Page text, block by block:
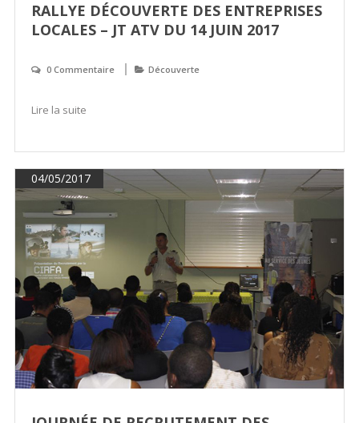
RALLYE DÉCOUVERTE DES ENTREPRISES
LOCALES – JT ATV DU 14 JUIN 2017
0 Commentaire Découverte
Lire la suite
04/05/2017